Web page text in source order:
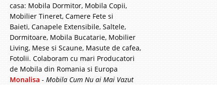
casa: Mobila Dormitor, Mobila Copii,
Mobilier Tineret, Camere Fete si
Baieti, Canapele Extensibile, Saltele,
Dormitoare, Mobila Bucatarie, Mobilier
Living, Mese si Scaune, Masute de cafea,
Fotolii. Colaboram cu mari Producatori
de Mobila din Romania si Europa
Monalisa - Mobila Cum Nu ai Mai Vazut